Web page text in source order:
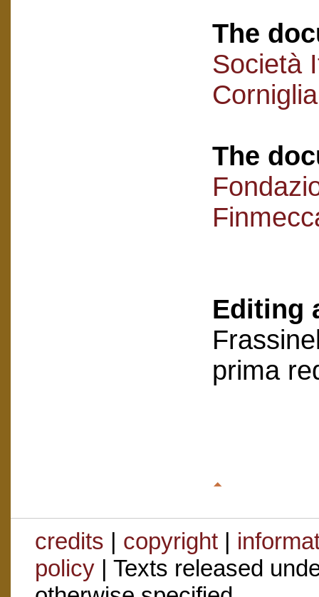
The
Società
The
Editing
prima
credits | copyright|
policy| Texts released